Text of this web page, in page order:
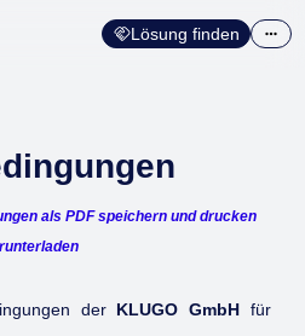
Lösung finden
als PDF speichern und drucken
der KLUGO GmbH für